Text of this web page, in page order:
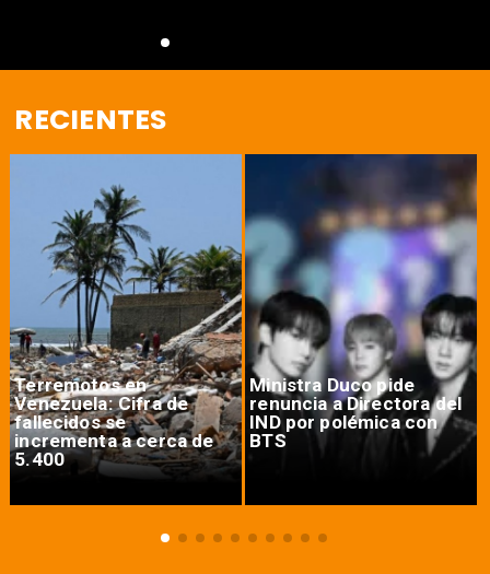
RECIENTES
Terremotos en
Venezuela: Cifra de
fallecidos se
incrementa a cerca de
5.400
Ministra Duco pide
renuncia a Directora del
IND por polémica con
BTS